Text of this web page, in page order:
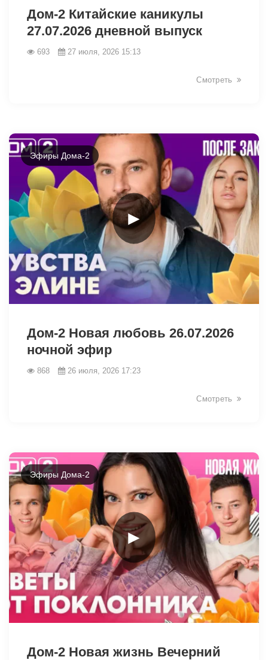
Дом-2 Китайские каникулы
27.07.2026 дневной выпуск
693 27 июля, 2026 15:13
Смотреть
►
Эфиры Дома-2
Дом-2 Новая любовь 26.07.2026
ночной эфир
868 26 июля, 2026 17:23
Смотреть
►
Эфиры Дома-2
Дом-2 Новая жизнь Вечерний